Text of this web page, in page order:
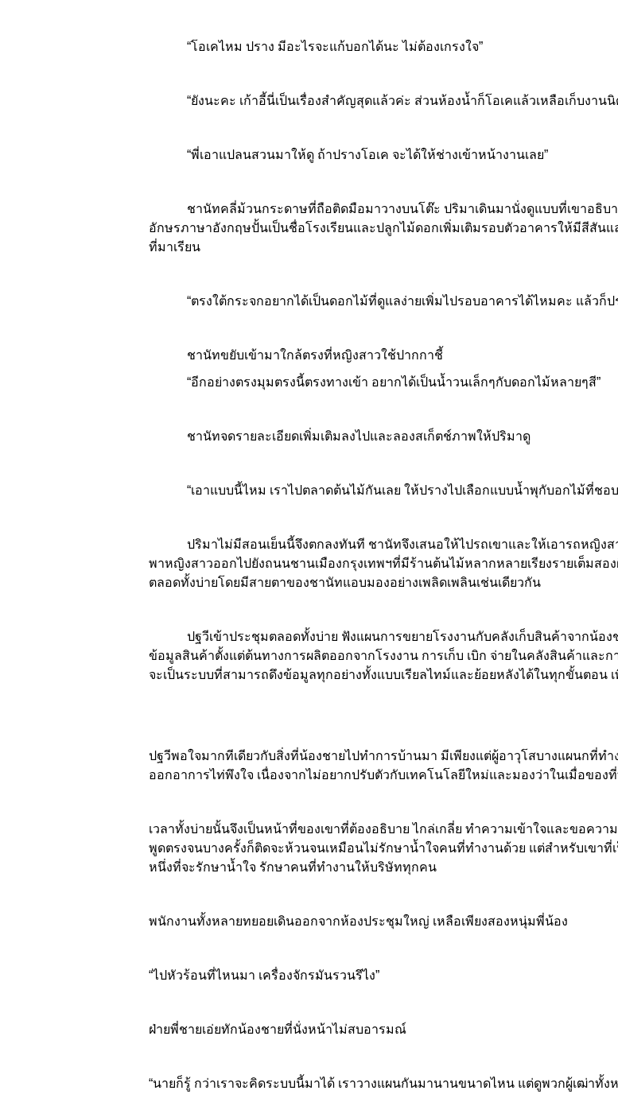
“โอเคไหม ปราง มีอะไรจะแก้บอกได้นะ ไม่ต้องเกรงใจ”
“ยังนะคะ เก้าอี้นี่เป็นเรื่องสำคัญสุดแล้วค่ะ ส่วนห้องน้ำก็โอเคแล้วเหลือเก็บงานนิ
“พี่เอาแปลนสวนมาให้ดู ถ้าปรางโอเค จะได้ให้ช่างเข้าหน้างานเลย”
ชานัทคลี่ม้วนกระดาษที่ถือติดมือมาวางบนโต๊ะ ปริมาเดินมานั่งดูแบบที่เขาอธิบา
อักษรภาษาอังกฤษปั้นเป็นชื่อโรงเรียนและปลูกไม้ดอกเพิ่มเติมรอบตัวอาคารให้มีสีสัน
ที่มาเรียน
“ตรงใต้กระจกอยากได้เป็นดอกไม้ที่ดูแลง่ายเพิ่มไปรอบอาคารได้ไหมคะ แล้วก็ป
ชานัทขยับเข้ามาใกล้ตรงที่หญิงสาวใช้ปากกาชี้
“อีกอย่างตรงมุมตรงนี้ตรงทางเข้า อยากได้เป็นน้ำวนเล็กๆกับดอกไม้หลายๆสี”
ชานัทจดรายละเอียดเพิ่มเติมลงไปและลองสเก็ตช์ภาพให้ปริมาดู
“เอาแบบนี้ไหม เราไปตลาดต้นไม้กันเลย ให้ปรางไปเลือกแบบน้ำพุกับอกไม้ที่ชอบ
ปริมาไม่มีสอนเย็นนี้จึงตกลงทันที ชานัทจึงเสนอให้ไปรถเขาและให้เอารถหญิงส
พาหญิงสาวออกไปยังถนนชานเมืองกรุงเทพฯที่มีร้านต้นไม้หลากหลายเรียงรายเต็มส
ตลอดทั้งบ่ายโดยมีสายตาของชานัทแอบมองอย่างเพลิดเพลินเช่นเดียวกัน
ปฐวีเข้าประชุมตลอดทั้งบ่าย ฟังแผนการขยายโรงงานกับคลังเก็บสินค้าจากน้องช
ข้อมูลสินค้าตั้งแต่ต้นทางการผลิตออกจากโรงงาน การเก็บ เบิก จ่ายในคลังสินค้าแล
จะเป็นระบบที่สามารถดึงข้อมูลทุกอย่างทั้งแบบเรียลไทม์และย้อยหลังได้ในทุกขั้นตอน
ปฐวีพอใจมากทีเดียวกับสิ่งที่น้องชายไปทำการบ้านมา มีเพียงแต่ผู้อาวุโสบางแผนกที่
ออกอาการไท่พึงใจ เนื่องจากไม่อยากปรับตัวกับเทคโนโลยีใหม่และมองว่าในเมื่อของ
เวลาทั้งบ่ายนั้นจึงเป็นหน้าที่ของเขาที่ต้องอธิบาย ไกล่เกลี่ย ทำความเข้าใจและขอคว
พูดตรงจนบางครั้งก็ติดจะห้วนจนเหมือนไม่รักษาน้ำใจคนที่ทำงานด้วย แต่สำหรับเขา
หนึ่งที่จะรักษาน้ำใจ รักษาคนที่ทำงานให้บริษัททุกคน
พนักงานทั้งหลายทยอยเดินออกจากห้องประชุมใหญ่ เหลือเพียงสองหนุ่มพี่น้อง
“ไปหัวร้อนที่ไหนมา เครื่องจักรมันรวนรึไง”
ฝ่ายพี่ชายเอ่ยทักน้องชายที่นั่งหน้าไม่สบอารมณ์
“นายก็รู้ กว่าเราจะคิดระบบนี้มาได้ เราวางแผนกันมานานขนาดไหน แต่ดูพวกผู้เฒ่าทั้งห